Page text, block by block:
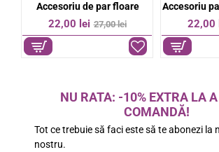
-19%
Accesoriu de par floare
22,00 lei 27,00 lei 22,00
NU RATA: -10% EXTRA LA
COMANDĂ!
Tot ce trebuie să faci este să te abonezi la
nostru.